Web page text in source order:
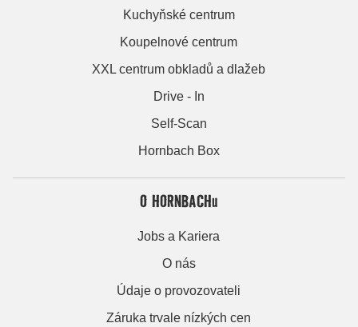
Kuchyňské centrum
Koupelnové centrum
XXL centrum obkladů a dlažeb
Drive - In
Self-Scan
Hornbach Box
O HORNBACHu
Jobs a Kariera
O nás
Údaje o provozovateli
Záruka trvale nízkých cen